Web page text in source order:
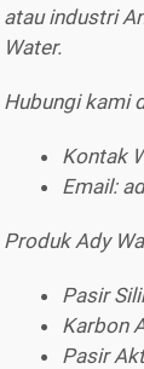
atau industri
Water.
Hubungi kami
Kontak
Email:
Produk Ady
Pasir
Karbon
Pasir